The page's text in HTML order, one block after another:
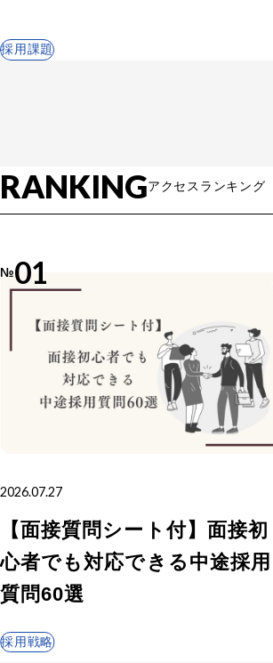
求人票・求人原稿
面接・選考・応募者対応
Indeed・Indeed PLUS
採用支援・採用代行
採用課題
RANKINGアクセスランキング
№01
2026.07.27
【面接質問シート付】面接初
心者でも対応できる中途採用
質問60選
採用戦略